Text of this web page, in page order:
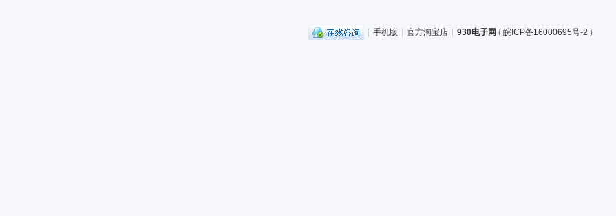
| 手机版 | 官方淘宝店 | 930电子网 (皖ICP备16000695号-2 )